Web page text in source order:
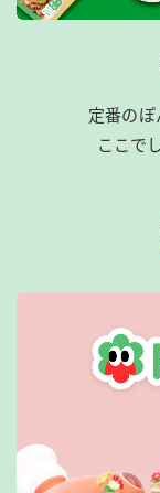
定番のぽ
ここで